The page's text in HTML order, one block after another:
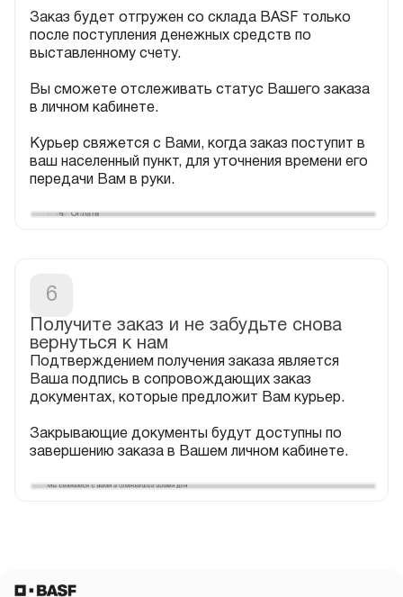
Заказ будет отгружен со склада BASF только
после поступления денежных средств по
выставленному счету.
Вы сможете отслеживать статус Вашего заказа
в личном кабинете.
Курьер свяжется с Вами, когда заказ поступит в
ваш населенный пункт, для уточнения времени его
передачи Вам в руки.
6
Получите заказ и не забудьте снова
Подтверждением получения заказа является
Ваша подпись в сопровождающих заказ
документах, которые предложит Вам курьер.
Закрывающие документы будут доступны по
завершению заказа в Вашем личном кабинете.